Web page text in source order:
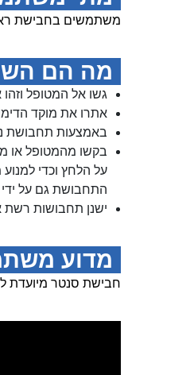
משתמשים בחבישת
מה הם
גשו אל המטופל וזהו
אתרו את מוקד
באמצעות תחבושת
בקשו מהמטופל או
על הלחץ וכדי
התחבושת גם על
ישנן תחבושות
מדוע
חבישת סנטר מיועדת